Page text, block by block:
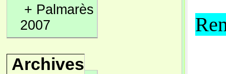
+ Palmarès
2007
Archives